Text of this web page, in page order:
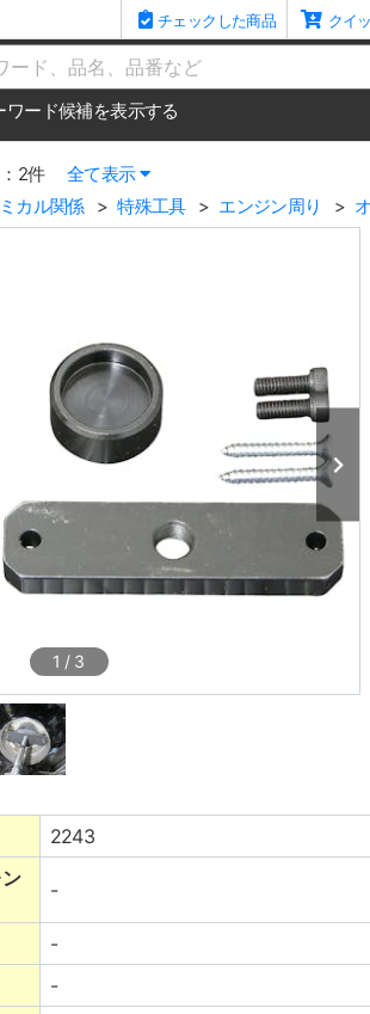
チェックした商品 クイ
ワード候補を表示する
2件
全て表示
カル関係 特殊工具 エンジン周り
1 / 3
2243
-
-
-